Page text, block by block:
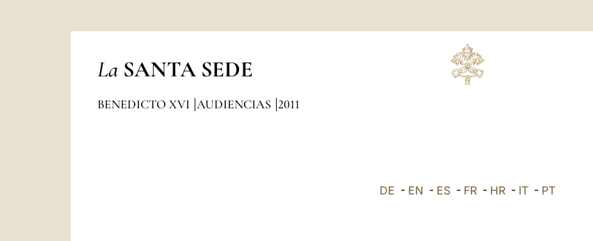
La SANTA SEDE
BENEDICTO XVI AUDIENCIAS 2011
DE - EN - ES- FR- HR- IT- PT